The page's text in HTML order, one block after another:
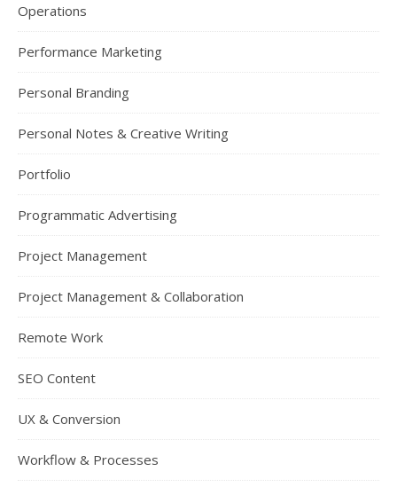
Operations
Performance Marketing
Personal Branding
Personal Notes & Creative Writing
Portfolio
Programmatic Advertising
Project Management
Project Management & Collaboration
Remote Work
SEO Content
UX & Conversion
Workflow & Processes